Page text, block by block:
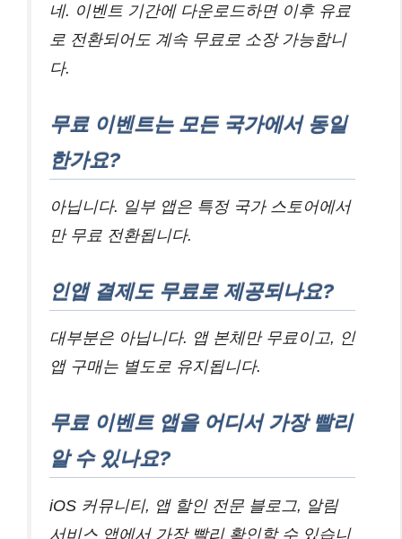
네. 이벤트 기간에 다운로드하면 이후 유료
로 전환되어도 계속 무료로 소장 가능합니
다.
무료 이벤트는 모든 국가에서 동일
한가요?
아닙니다. 일부 앱은 특정 국가 스토어에서
만 무료 전환됩니다.
인앱 결제도 무료로 제공되나요?
대부분은 아닙니다. 앱 본체만 무료이고, 인
앱 구매는 별도로 유지됩니다.
무료 이벤트 앱을 어디서 가장 빨리
알 수 있나요?
iOS 커뮤니티, 앱 할인 전문 블로그, 알림
서비스 앱에서 가장 빨리 확인할 수 있습니